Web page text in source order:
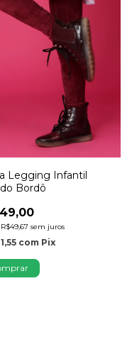
Legging Infantil
Bordô
R$49,67 sem juros
com Pix